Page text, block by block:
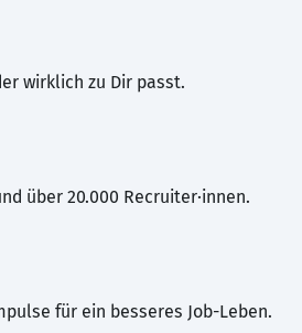
wirklich zu Dir passt.
über 20.000 Recruiter·innen.
für ein besseres Job-Leben.